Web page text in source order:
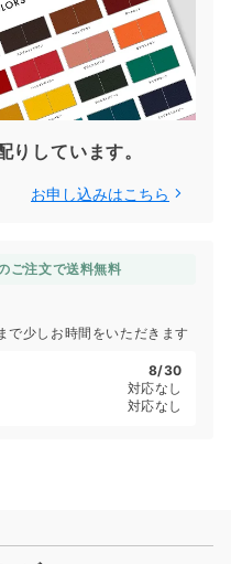
りしています。
お申し込みはこちら
ご注文で送料無料
で少しお時間をいただきます
8/30
対応なし
対応なし